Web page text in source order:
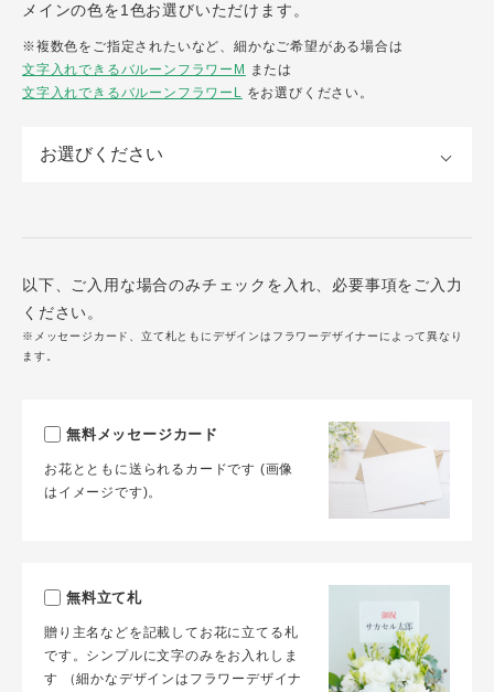
メインの色を1色お選びいただけます。
※複数色をご指定されたいなど、細かなご希望がある場合は
文字入れできるバルーンフラワーM
または
文字入れできるバルーンフラワーL をお選びください。
以下、ご入用な場合のみチェックを入れ、必要事項をご入力
ください。
※メッセージカード、立て札ともにデザインはフラワーデザイナーによって異なり
ます。
無料メッセージカード
お花とともに送られるカードです (画像
はイメージです)。
無料立て札
贈り主名などを記載してお花に立てる札
です。シンプルに文字のみをお入れしま
す （細かなデザインはフラワーデザイナ